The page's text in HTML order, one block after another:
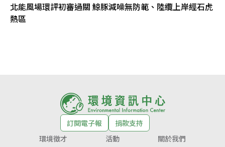
北能風場環評初審過關 鯨豚減噪無防範、陸纜上岸經石虎
熱區
訂閱電子報
捐款支持
環境徵才
活動 關於我們